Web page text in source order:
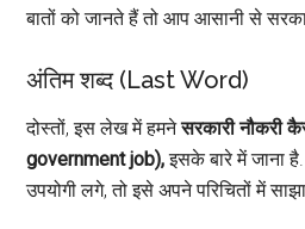
बातों को जानते हैं तो आप आसानी से
अंतिम शब्द (Last Word)
दोस्तों, इस लेख में हमनेसरकारी नौकरी
government job),इसके बारे में जाना
उपयोगी लगे, तो इसे अपने परिचितों में